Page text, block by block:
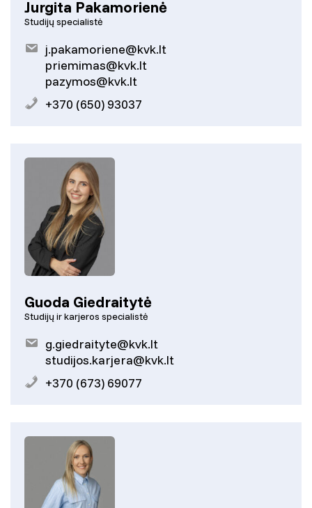
Jurgita Pakamorienė
Studijų specialistė
j.pakamoriene@kvk.lt
priemimas@kvk.lt
pazymos@kvk.lt
+370 (650) 93037
Guoda Giedraitytė
Studijų ir karjeros specialistė
g.giedraityte@kvk.lt
studijos.karjera@kvk.lt
+370 (673) 69077